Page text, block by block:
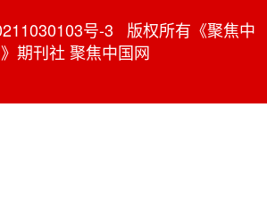
号-3 版权所有《聚焦中
期刊社 聚焦中国网